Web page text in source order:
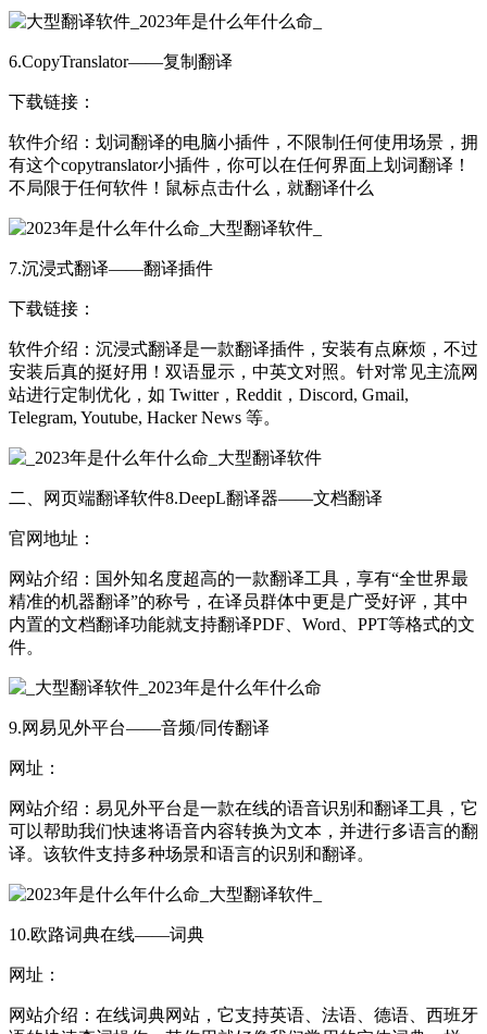
6.CopyTranslator——复制翻译
下载链接：
软件介绍：划词翻译的电脑小插件，不限制任何使用场景，拥
有这个copytranslator小插件，你可以在任何界面上划词翻译！
不局限于任何软件！鼠标点击什么，就翻译什么
7.沉浸式翻译——翻译插件
下载链接：
软件介绍：沉浸式翻译是一款翻译插件，安装有点麻烦，不过
安装后真的挺好用！双语显示，中英文对照。针对常见主流网
站进行定制优化，如 Twitter，Reddit，Discord, Gmail,
Telegram, Youtube, Hacker News 等。
二、网页端翻译软件8.DeepL翻译器——文档翻译
官网地址：
网站介绍：国外知名度超高的一款翻译工具，享有“全世界最
精准的机器翻译”的称号，在译员群体中更是广受好评，其中
内置的文档翻译功能就支持翻译PDF、Word、PPT等格式的文
件。
9.网易见外平台——音频/同传翻译
网址：
网站介绍：易见外平台是一款在线的语音识别和翻译工具，它
可以帮助我们快速将语音内容转换为文本，并进行多语言的翻
译。该软件支持多种场景和语言的识别和翻译。
10.欧路词典在线——词典
网址：
网站介绍：在线词典网站，它支持英语、法语、德语、西班牙